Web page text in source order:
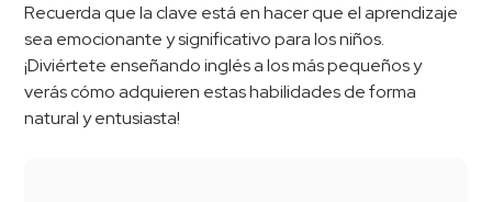
Recuerda que la clave está en hacer que el aprendizaje
sea emocionante y significativo para los niños.
¡Diviértete enseñando inglés a los más pequeños y
verás cómo adquieren estas habilidades de forma
natural y entusiasta!